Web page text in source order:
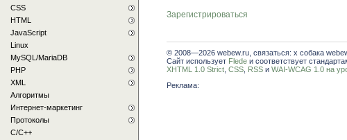
Зарегистрироваться
© 2008—2026 webew.ru, связаться: x собака
Сайт использует Flede и соответствует
XHTML 1.0 Strict CSS RSS и WAI-WCAG 1.0 на
Реклама:
CSS
HTML
JavaScript
Linux
MySQL/MariaDB
PHP
XML
Алгоритмы
Интернет-маркетинг
Протоколы
С/C++